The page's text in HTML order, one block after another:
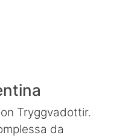
Tryggvadottir.
da